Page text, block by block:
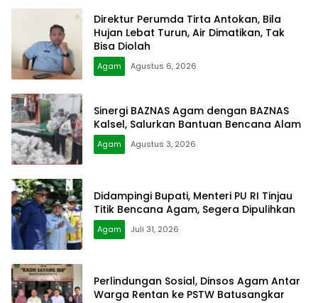
Direktur Perumda Tirta Antokan, Bila
Hujan Lebat Turun, Air Dimatikan, Tak
Bisa Diolah
Agam Agustus 6, 2026
Sinergi BAZNAS Agam dengan BAZNAS
Kalsel, Salurkan Bantuan Bencana Alam
Agam Agustus 3, 2026
Didampingi Bupati, Menteri PU RI Tinjau
Titik Bencana Agam, Segera Dipulihkan
Agam Juli 31, 2026
Perlindungan Sosial, Dinsos Agam Antar
Warga Rentan ke PSTW Batusangkar